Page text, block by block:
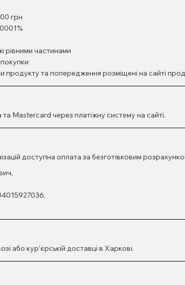
грн
рівними частинами
продукту та попередження розміщені на сайті
Mastercard через платіжну систему на сайті.
доступна оплата за безготівковим
або кур’єрській доставці в Харкові.